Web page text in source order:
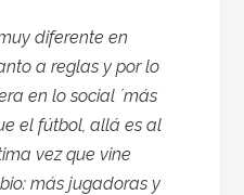
diferente en
a reglas y por lo
en lo social ´más
el fútbol, allá es al
vez que vine
más jugadoras y